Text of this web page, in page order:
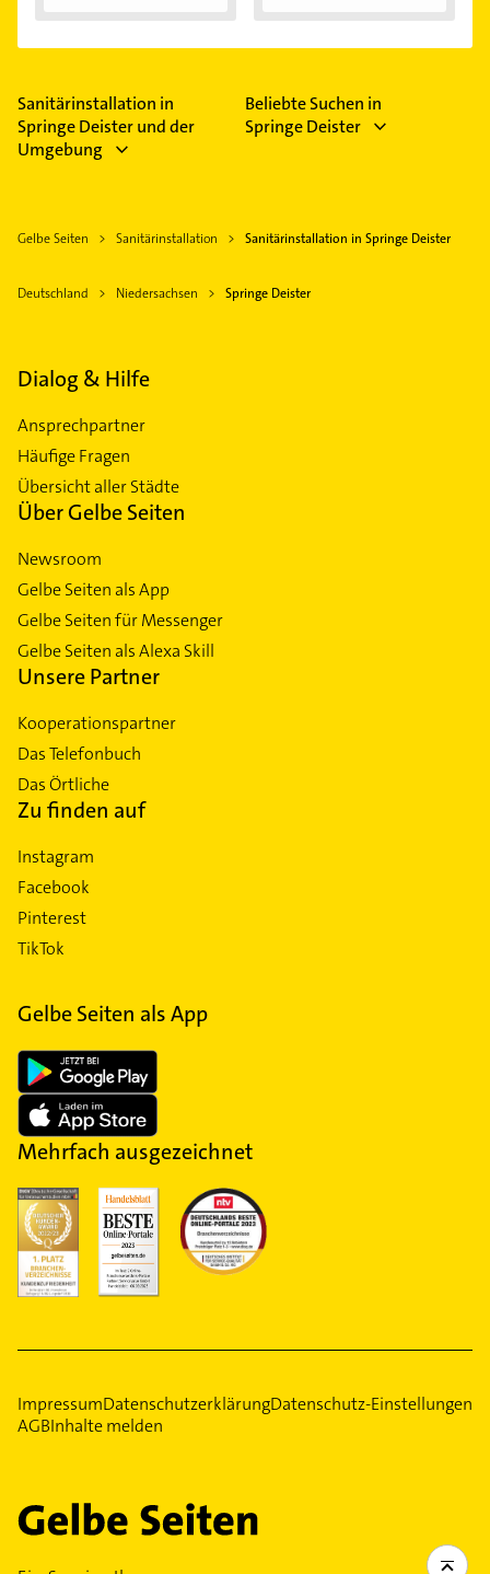
Sanitärinstallation in
Springe Deister und der
Umgebung
Beliebte Suchen in
Springe Deister
Gelbe Seiten Sanitärinstallation Sanitärinstallation in Springe Deister
Deutschland Niedersachsen Springe Deister
Dialog & Hilfe
Ansprechpartner
Häufige Fragen
Übersicht aller Städte
Über Gelbe Seiten
Newsroom
Gelbe Seiten als App
Gelbe Seiten für Messenger
Gelbe Seiten als Alexa Skill
Unsere Partner
Kooperationspartner
Das Telefonbuch
Das Örtliche
Zu finden auf
Instagram
Facebook
Pinterest
TikTok
Gelbe Seiten als App
Mehrfach ausgezeichnet
ImpressumDatenschutzerklärungDatenschutz-Einstellungen
AGBInhalte melden